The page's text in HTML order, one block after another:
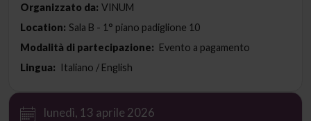
Organizzato da: VINUM
Location: Sala B - 1° piano padiglione 10
Modalità di partecipazione: Evento a pagamento
Lingua: Italiano / English
lunedì, 13 aprile 2026